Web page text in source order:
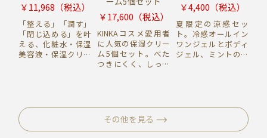
￥11,968 （税込）
「整える」「潤す」
「閉じ込める」を叶
える、化粧水・保湿
美容液・保湿クリー
く健やかな肌へ導き
ます。
￥17,600 （税込）
KINKAコスメ愛用者
に人気の保湿クリー
ム5個セット。べた
つきにくく、しっと
すすめ。毎日たっぷ
り使える、お得なま
とめ買いセットで
す。
￥4,400 （税込）
夏限定の涼感セッ
ト。冷感オールイン
ワンジェルとボディ
ジェル、ミントの葉
しみいただけます。
その他を見る